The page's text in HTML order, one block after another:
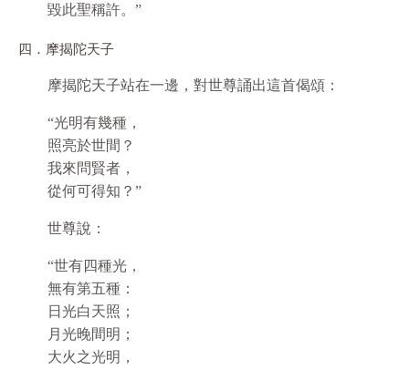
毀此聖稱許。”
四．摩揭陀天子
摩揭陀天子站在一邊，對世尊誦出這首偈頌：
“光明有幾種，
照亮於世間？
我來問賢者，
從何可得知？”
世尊說：
“世有四種光，
無有第五種：
日光白天照；
月光晚間明；
大火之光明，